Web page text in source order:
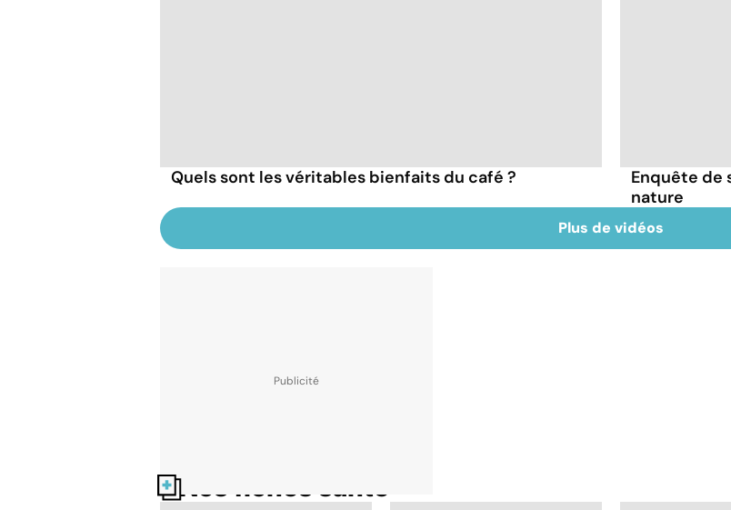
Quels sont les véritables bienfaits du café ?
Enquête de
nature
Plus de vidéos
Nos fiches santé